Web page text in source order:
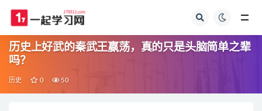
历史上好武的秦武王嬴荡，真的只是头脑简单之辈
吗？
历史 0 50